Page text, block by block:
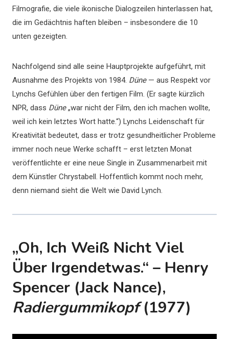
Filmografie, die viele ikonische Dialogzeilen hinterlassen hat,
die im Gedächtnis haften bleiben – insbesondere die 10
unten gezeigten.
Nachfolgend sind alle seine Hauptprojekte aufgeführt, mit
Ausnahme des Projekts von 1984. Düne— aus Respekt vor
Lynchs Gefühlen über den fertigen Film. (Er sagte kürzlich
NPR, dass Düne„war nicht der Film, den ich machen wollte,
weil ich kein letztes Wort hatte.“) Lynchs Leidenschaft für
Kreativität bedeutet, dass er trotz gesundheitlicher Probleme
immer noch neue Werke schafft – erst letzten Monat
veröffentlichte er eine neue Single in Zusammenarbeit mit
dem Künstler Chrystabell. Hoffentlich kommt noch mehr,
denn niemand sieht die Welt wie David Lynch.
„Oh, Ich Weiß Nicht Viel
Über Irgendetwas.“ – Henry
Spencer (Jack Nance),
Radiergummikopf(1977)